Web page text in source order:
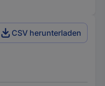
CSV herunterladen